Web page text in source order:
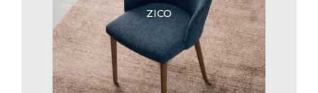
ZICO